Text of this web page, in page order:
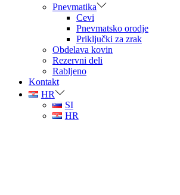
Pnevmatika
Cevi
Pnevmatsko orodje
Priključki za zrak
Obdelava kovin
Rezervni deli
Rabljeno
Kontakt
HR
SI
HR